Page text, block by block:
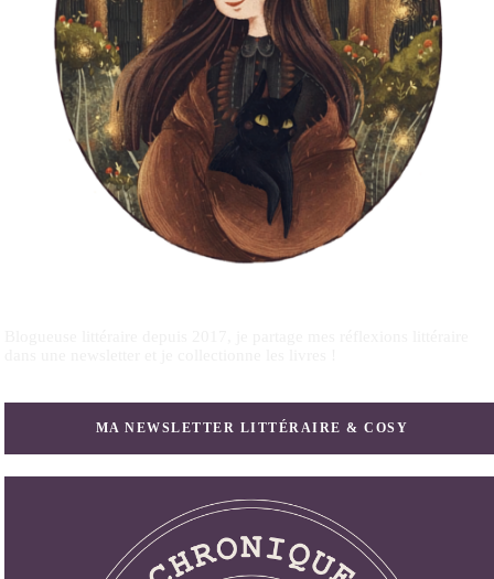
MA NEWSLETTER LITTÉRAIRE & COSY